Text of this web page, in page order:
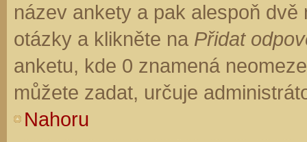
název ankety a pak alespoň
otázky a klikněte na Přidat
anketu, kde 0 znamená
můžete zadat, určuje
Nahoru